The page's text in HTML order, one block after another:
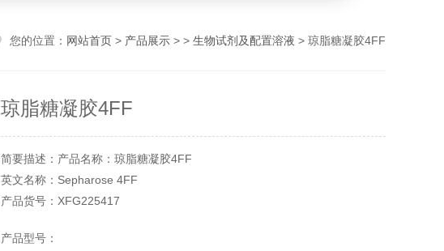
您的位置： 网站首页 > 产品展示 > > 生物试剂及配置溶液 > 琼脂糖凝胶4FF
琼脂糖凝胶4FF
简要描述：产品名称：琼脂糖凝胶4FF
英文名称：Sepharose 4FF
产品货号：XFG225417
储存条件：2～8℃
产品型号：